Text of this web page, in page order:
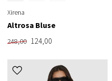
Xirena
Altrosa Bluse
248,00 124,00